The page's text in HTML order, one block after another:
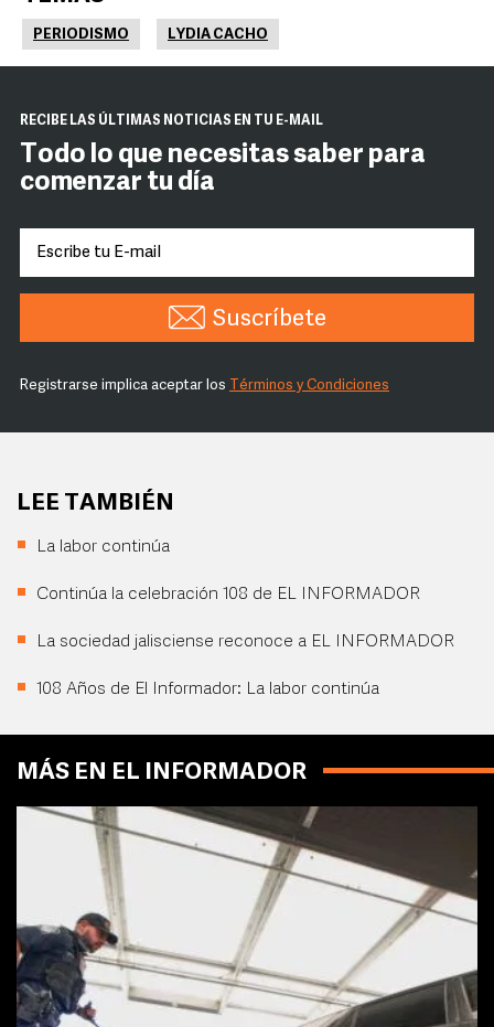
PERIODISMO LYDIA CACHO
RECIBE LAS ÚLTIMAS NOTICIAS EN TU E-MAIL
Todo lo que necesitas saber para
comenzar tu día
Suscríbete
Registrarse implica aceptar los Términos y Condiciones
LEE TAMBIÉN
La labor continúa
Continúa la celebración 108 de EL INFORMADOR
La sociedad jalisciense reconoce a EL INFORMADOR
108 Años de El Informador: La labor continúa
MÁS EN EL INFORMADOR